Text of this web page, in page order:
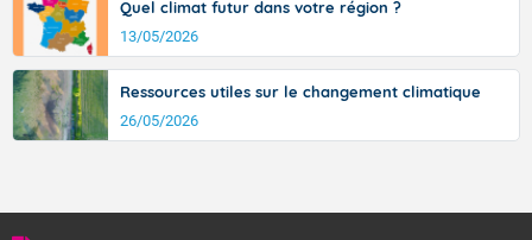
Quel climat futur dans votre région ?
13/05/2026
Ressources utiles sur le changement climatique
26/05/2026